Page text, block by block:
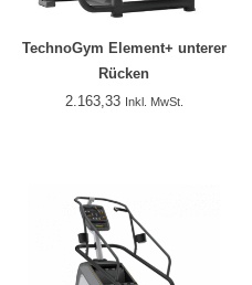
TechnoGym Element+ unterer
Rücken
2.163,33 Inkl. MwSt.